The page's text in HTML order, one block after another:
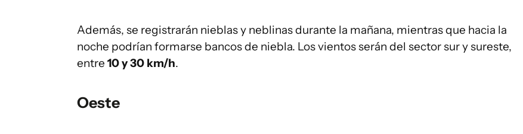
Además, se registrarán nieblas y neblinas durante la mañana, mientras que hacia la
noche podrían formarse bancos de niebla. Los vientos serán del sector sur y sureste,
entre 10 y 30 km/h.
Oeste